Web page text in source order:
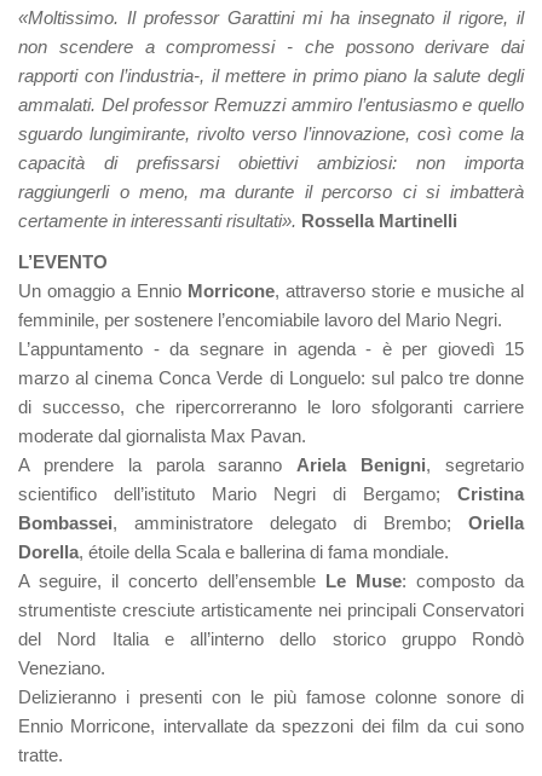
«Moltissimo. Il professor Garattini mi ha insegnato il rigore, il
non scendere a compromessi - che possono derivare dai
rapporti con l’industria-, il mettere in primo piano la salute degli
ammalati. Del professor Remuzzi ammiro l’entusiasmo e quello
sguardo lungimirante, rivolto verso l’innovazione, così come la
capacità di prefissarsi obiettivi ambiziosi: non importa
raggiungerli o meno, ma durante il percorso ci si imbatterà
certamente in interessanti risultati». Rossella Martinelli
L’EVENTO
Un omaggio a Ennio Morricone, attraverso storie e musiche al
femminile, per sostenere l’encomiabile lavoro del Mario Negri.
L’appuntamento - da segnare in agenda - è per giovedì 15
marzo al cinema Conca Verde di Longuelo: sul palco tre donne
di successo, che ripercorreranno le loro sfolgoranti carriere
moderate dal giornalista Max Pavan.
A prendere la parola saranno Ariela Benigni, segretario
scientifico dell’istituto Mario Negri di Bergamo; Cristina
Bombassei, amministratore delegato di Brembo; Oriella
Dorella, étoile della Scala e ballerina di fama mondiale.
A seguire, il concerto dell’ensemble Le Muse: composto da
strumentiste cresciute artisticamente nei principali Conservatori
del Nord Italia e all’interno dello storico gruppo Rondò
Veneziano.
Delizieranno i presenti con le più famose colonne sonore di
Ennio Morricone, intervallate da spezzoni dei film da cui sono
tratte.